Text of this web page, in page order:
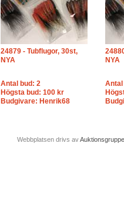
24879 - Tubflugor, 30st,
NYA
Antal bud: 2
Högsta bud: 100 kr
Budgivare: Henrik68
NYA
Antal
Webbplatsen drivs av